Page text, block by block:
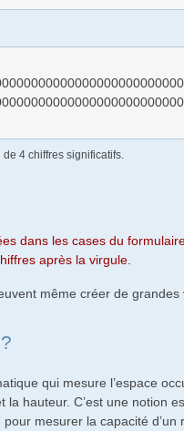
4 chiffres significatifs.
dans les cases du
après la virgule.
même créer de
qui mesure l’espace
hauteur. C’est une notion
mesurer la capacité